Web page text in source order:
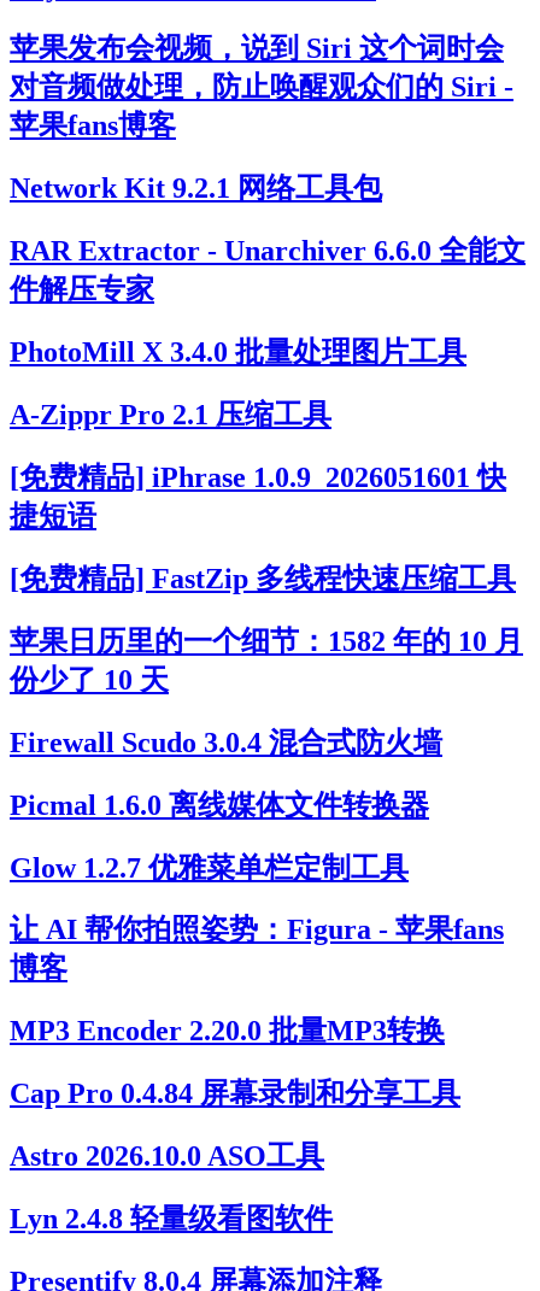
苹果发布会视频，说到 Siri 这个词时会
对音频做处理，防止唤醒观众们的 Siri -
苹果fans博客
Network Kit 9.2.1 网络工具包
RAR Extractor - Unarchiver 6.6.0 全能文
件解压专家
PhotoMill X 3.4.0 批量处理图片工具
A-Zippr Pro 2.1 压缩工具
[免费精品] iPhrase 1.0.9_2026051601 快
捷短语
[免费精品] FastZip 多线程快速压缩工具
苹果日历里的一个细节：1582 年的 10 月
份少了 10 天
Firewall Scudo 3.0.4 混合式防火墙
Picmal 1.6.0 离线媒体文件转换器
Glow 1.2.7 优雅菜单栏定制工具
让 AI 帮你拍照姿势：Figura - 苹果fans
博客
MP3 Encoder 2.20.0 批量MP3转换
Cap Pro 0.4.84 屏幕录制和分享工具
Astro 2026.10.0 ASO工具
Lyn 2.4.8 轻量级看图软件
Presentify 8.0.4 屏幕添加注释